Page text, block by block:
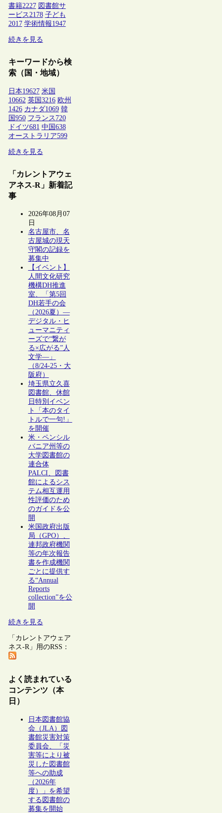
書籍2227 図書館サ
ービス2178 子ども
2017 学術情報1947
続きを見る
キーワードから検
索（国・地域）
日本19627 米国
10662 英国3216 欧州
1426 カナダ1069 韓
国950 フランス 720
ドイツ681 中国638
オーストラリア599
続きを見る
「カレントアウェ
アネス-R」新着記
事
2026年08月07
日
名古屋市、名
古屋城の現天
守閣の記録を
募集中
【イベント】
人間文化研究
機構DH推進
室、「第5回
DH若手の会
（2026夏）―
デジタル・ヒ
ューマニティ
ーズで“繋が
る×広がる”人
文学―」
（8/24-25・大
阪府）
埼玉県立久喜
図書館、休館
日特別イベン
ト「本のタイ
トルで一句!」
を開催
米・ペンシル
バニア州等の
大学図書館の
連合体
PALCI、図書
館によるシス
テム相互運用
性評価のため
のガイドを公
開
米国政府出版
局（GPO）、
連邦政府機関
等の年次報告
書を作成機関
ごとに提供す
る“Annual
Reports
collection”を公
開
続きを見る
「カレントアウェア
ネス-R」用のRSS：
よく読まれている
コンテンツ（本
日）
日本図書館協
会（JLA）図
書館災害対策
委員会、「災
害等により被
災した図書館
等への助成
（2026年
度）」を希望
する図書館の
募集を開始